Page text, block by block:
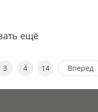
ещё
3 4 14 Вперед